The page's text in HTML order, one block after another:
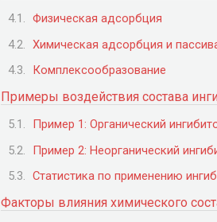
Физическая адсорбция
Химическая адсорбция и
Комплексообразование
Примеры воздействия состава
Пример 1: Органический
Пример 2: Неорганический
Статистика по применению
Факторы влияния химического